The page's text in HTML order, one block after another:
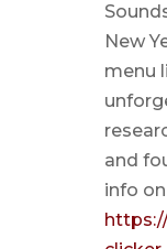
New
menu
and
info on